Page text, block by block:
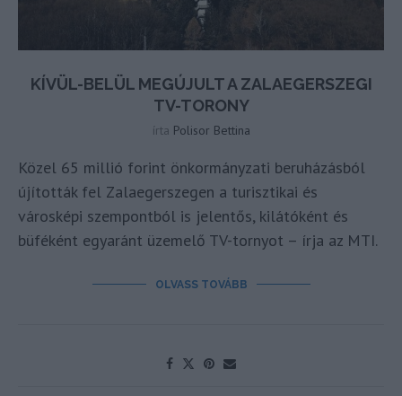
KÍVÜL-BELÜL MEGÚJULT A ZALAEGERSZEGI
TV-TORONY
írta Polisor Bettina
Közel 65 millió forint önkormányzati beruházásból
újították fel Zalaegerszegen a turisztikai és
városképi szempontból is jelentős, kilátóként és
büféként egyaránt üzemelő TV-tornyot – írja az MTI.
OLVASS TOVÁBB